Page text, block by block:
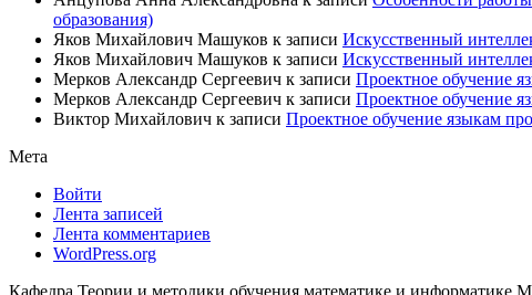
образования)
Яков Михайлович Машуков к записи Искусственный
Яков Михайлович Машуков к записи Искусственный
Мерков Александр Сергеевич к записи Проектное обучение
Мерков Александр Сергеевич к записи Проектное обучение
Виктор Михайлович к записи Проектное обучение языкам
Мета
Войти
Лента записей
Лента комментариев
WordPress.org